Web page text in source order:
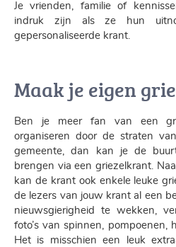
Je vrienden, familie of
indruk zijn als ze hun
gepersonaliseerde krant.
Maak je eigen
Ben je meer fan van een
organiseren door de straten
gemeente, dan kan je de
brengen via een griezelkrant.
kan de krant ook enkele leuke
de lezers van jouw krant al een
nieuwsgierigheid te wekken,
foto’s van spinnen, pompoenen,
Het is misschien een leuk